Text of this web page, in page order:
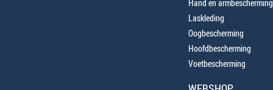
Hand en armbescherming
Laskleding
Oogbescherming
Hoofdbescherming
Voetbescherming